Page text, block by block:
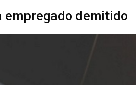
empregado demitido